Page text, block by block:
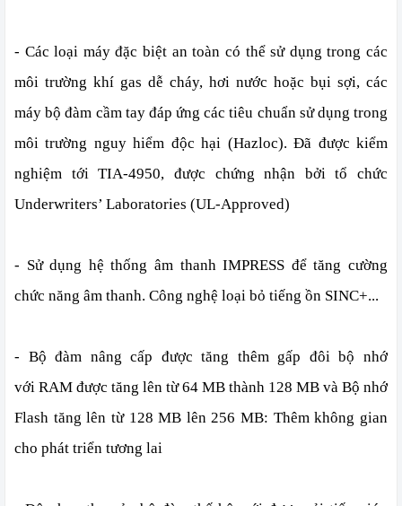
- Các loại máy đặc biệt an toàn có thể sử dụng trong các
môi trường khí gas dễ cháy, hơi nước hoặc bụi sợi, các
máy bộ đàm cầm tay đáp ứng các tiêu chuẩn sử dụng trong
môi trường nguy hiểm độc hại (Hazloc). Đã được kiểm
nghiệm tới TIA-4950, được chứng nhận bởi tổ chức
Underwriters’ Laboratories (UL-Approved)
- Sử dụng hệ thống âm thanh IMPRESS để tăng cường
chức năng âm thanh. Công nghệ loại bỏ tiếng ồn SINC+...
- Bộ đàm nâng cấp được tăng thêm gấp đôi bộ nhớ
với RAM được tăng lên từ 64 MB thành 128 MB và Bộ nhớ
Flash tăng lên từ 128 MB lên 256 MB: Thêm không gian
cho phát triển tương lai